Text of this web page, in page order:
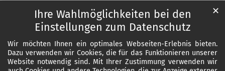
Ihre Wahlmöglichkeiten bei den
Einstellungen zum Datenschutz
Wir möchten Ihnen ein optimales Webseiten-Erlebnis bieten.
Dazu verwenden wir Cookies, die für das Funktionieren unserer
Website notwendig sind. Mit Ihrer Zustimmung verwenden wir
✕